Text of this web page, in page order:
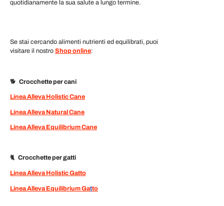
quotidianamente la sua salute a lungo termine.
Se stai cercando alimenti nutrienti ed equilibrati, puoi
visitare il nostro Shop online:
🐕 Crocchette per cani
Linea Alleva Holistic Cane
Linea Alleva Natural Cane
Linea Alleva Equilibrium Cane
🐈 Crocchette per gatti
Linea Alleva Holistic Gatto
Linea Alleva Equilibrium Gatto